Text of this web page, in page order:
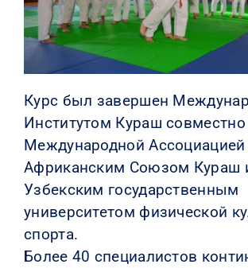
Курс был завершен
Институтом Кураш совместно
Международной
Африканским Союзом Кураш
Узбекским государственным
университетом физической
спорта.
Более 40 специалистов